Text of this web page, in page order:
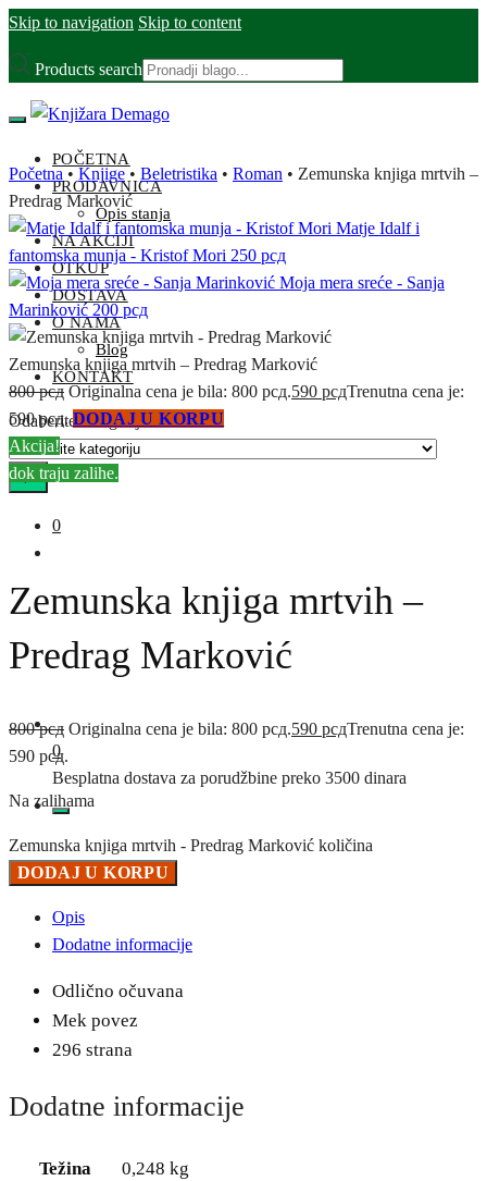
Skip to navigation Skip to content
Products search
POČETNA
PRODAVNICA
Opis stanja
NA AKCIJI
OTKUP
DOSTAVA
O NAMA
Blog
KONTAKT
Odaberite kategoriju
0
0
Besplatna dostava za porudžbine preko 3500 dinara
Početna • Knjige • Beletristika • Roman • Zemunska knjiga mrtvih –
Predrag Marković
Matje Idalf i
fantomska munja - Kristof Mori 250 рсд
Moja mera sreće - Sanja
Marinković 200 рсд
Zemunska knjiga mrtvih – Predrag Marković
800рсд Originalna cena je bila: 800 рсд.590 рсдTrenutna cena je:
590 рсд. DODAJ U KORPU
Akcija!
dok traju zalihe.
Zemunska knjiga mrtvih –
Predrag Marković
800рсд Originalna cena je bila: 800 рсд.590 рсдTrenutna cena je:
590 рсд.
Na zalihama
Zemunska knjiga mrtvih - Predrag Marković količina
DODAJ U KORPU
Opis
Dodatne informacije
Odlično očuvana
Mek povez
296 strana
Dodatne informacije
Težina 0,248 kg